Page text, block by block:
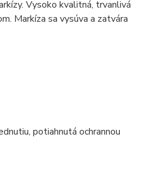
Vysoko kvalitná, trvanlivá
Markíza sa vysúva a zatvára
potiahnutá ochrannou